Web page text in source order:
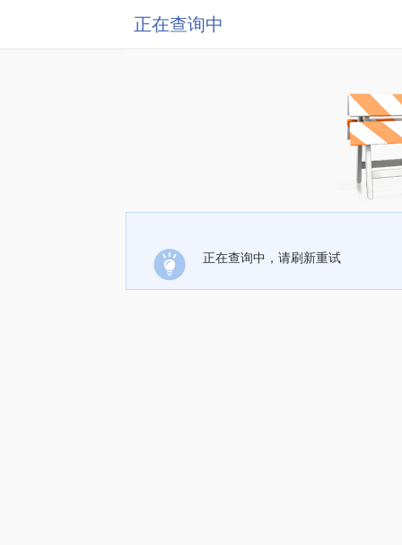
正在查询中
正在查询中，请刷新重试